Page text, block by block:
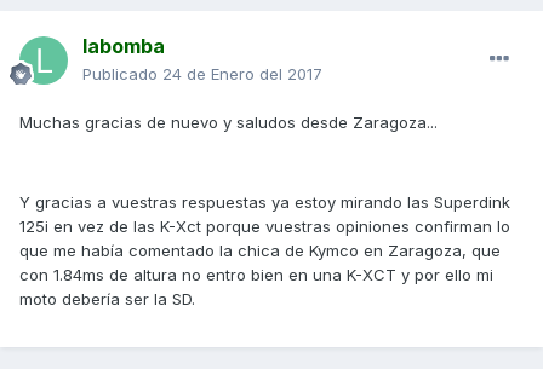
labomba
Publicado 24 de Enero del 2017
Muchas gracias de nuevo y saludos desde Zaragoza...
Y gracias a vuestras respuestas ya estoy mirando las Superdink
125i en vez de las K-Xct porque vuestras opiniones confirman lo
que me había comentado la chica de Kymco en Zaragoza, que
con 1.84ms de altura no entro bien en una K-XCT y por ello mi
moto debería ser la SD.